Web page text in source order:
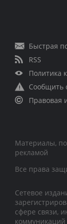
Быстрая
RSS
Политика
Сообщить
Правовая
Материалы,
рекламой
Все права
Сетевое
сфере связи,